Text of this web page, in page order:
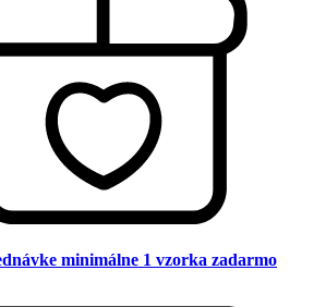
minimálne 1 vzorka zadarmo